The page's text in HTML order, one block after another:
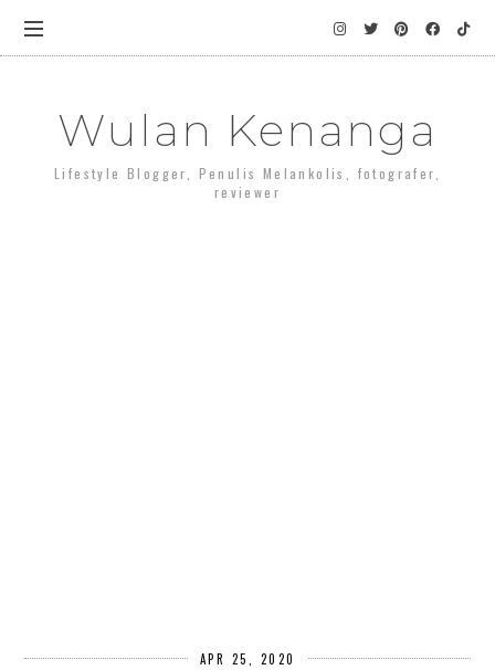
Wulan Kenanga
Lifestyle Blogger, Penulis Melankolis, fotografer,
reviewer
APR 25, 2020